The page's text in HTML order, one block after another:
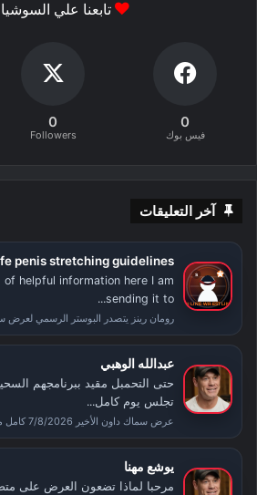
تابعنا علي
0
فيس بوك
0
Followers
آخر التعليقات
penis stretching guidelines
helpful information here I am
sending it to...
عبدالله الوهبي
حتى التحمبل مقيد ببرنامجهم
تجلس يوم كامل...
عرض سماك داون الأخير 7/8/2026 كامل مترجم
يوشع مهنا